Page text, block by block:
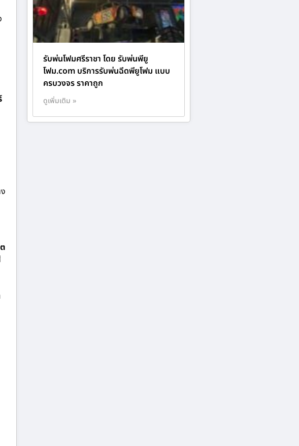
รับพ่นโฟมศรีราชา โดย รับพ่นพียู
โฟม.com บริการรับพ่นฉีดพียูโฟม แบบ
ครบวงจร ราคาถูก
ดูเพิ่มเติม »